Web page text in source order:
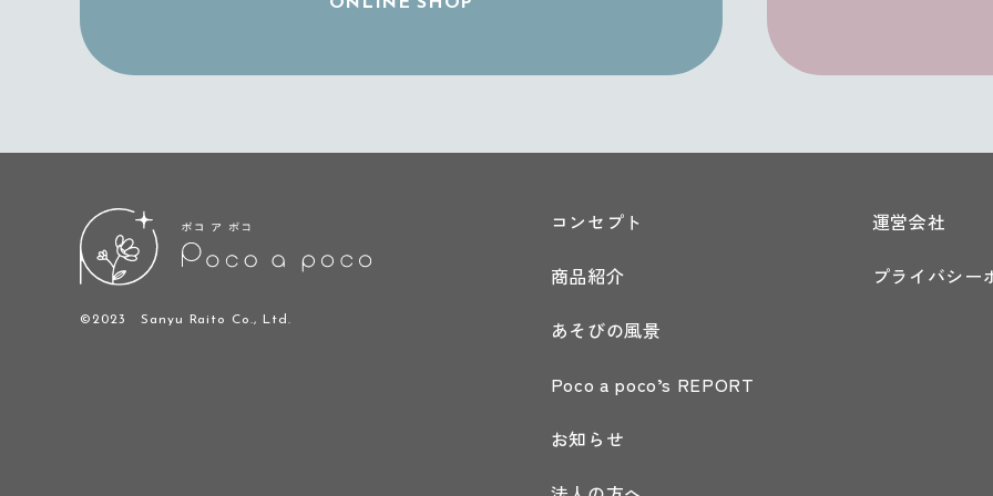
©2023 Sanyu Raito Co., Ltd.
コンセプト
商品紹介
あそびの風景
Poco a poco’s REPORT
お知らせ
運営会社
プライバシー